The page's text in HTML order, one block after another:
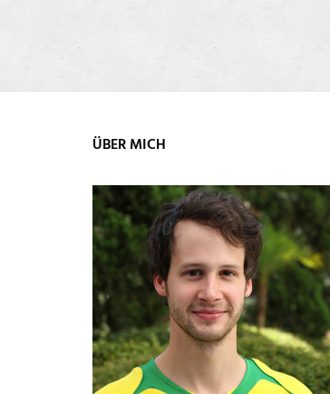
ÜBER MICH